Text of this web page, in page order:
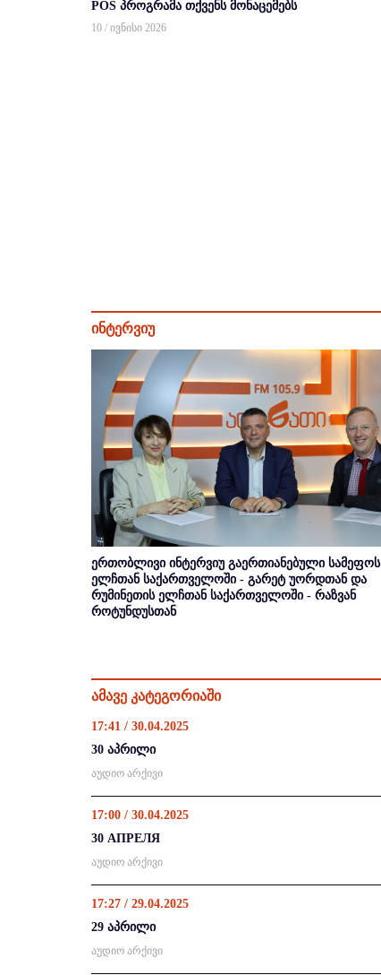
POS პროგრამა თქვენს მონაცემებს
10 / ივნისი 2026
ინტერვიუ
ერთობლივი ინტერვიუ გაერთიანებული სამეფოს
ელჩთან საქართველოში - გარეტ უორდთან და
რუმინეთის ელჩთან საქართველოში - რაზვან
როტუნდუსთან
ამავე კატეგორიაში
17:41 / 30.04.2025
30 აპრილი
აუდიო არქივი
17:00 / 30.04.2025
30 АПРЕЛЯ
აუდიო არქივი
17:27 / 29.04.2025
29 აპრილი
აუდიო არქივი